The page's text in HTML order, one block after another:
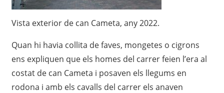
Vista exterior de can Cameta, any 2022.
Quan hi havia collita de faves, mongetes o cigrons
ens expliquen que els homes del carrer feien l’era al
costat de can Cameta i posaven els llegums en
rodona i amb els cavalls del carrer els anaven